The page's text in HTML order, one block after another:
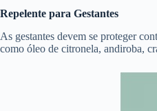
Repelente para Gestantes
As gestantes devem se proteger
como óleo de citronela, andiroba,